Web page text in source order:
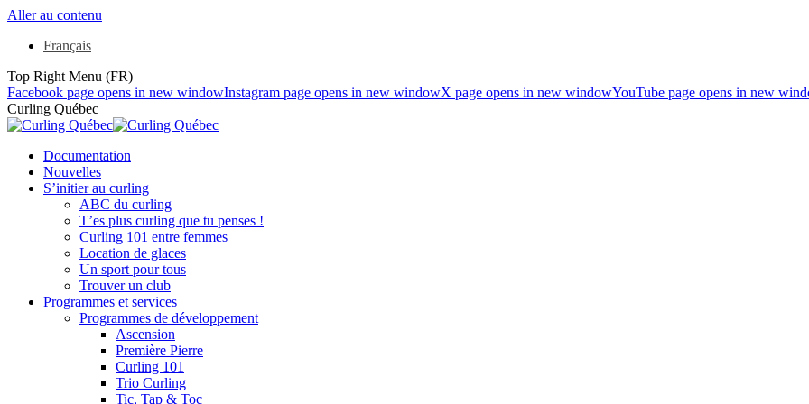
Aller au contenu
Français
Top Right Menu (FR)
Facebook page opens in new windowInstagram page opens in new windowX page opens in new windowYouTube page opens in new
Curling Québec
Documentation
Nouvelles
S’initier au curling
ABC du curling
T’es plus curling que tu penses !
Curling 101 entre femmes
Location de glaces
Un sport pour tous
Trouver un club
Programmes et services
Programmes de développement
Ascension
Première Pierre
Curling 101
Trio Curling
Tic, Tap & Toc